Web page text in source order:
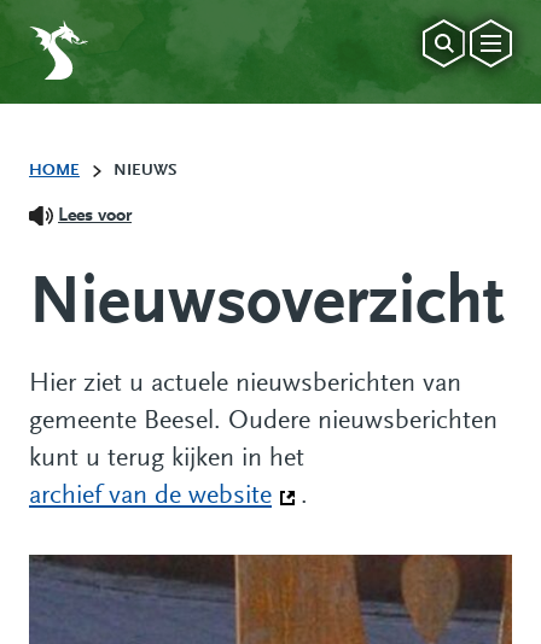
HOME NIEUWS
Lees voor
Nieuwsoverzicht
Hier ziet u actuele nieuwsberichten van
gemeente Beesel. Oudere nieuwsberichten
kunt u terug kijken in het
archief van de website (Deze link gaat naar
.
Alle nieuwsberichten